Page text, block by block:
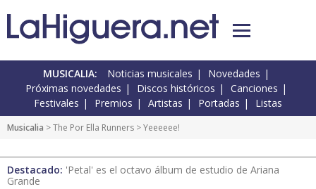
MUSICALIA: Noticias musicales
Novedades
Próximas novedades
Discos históricos
Canciones
Festivales
Premios Artistas Portadas Listas
Musicalia >The Por Ella Runners > Yeeeeee!
Destacado: 'Petal' es el octavo álbum de estudio de Ariana
Grande